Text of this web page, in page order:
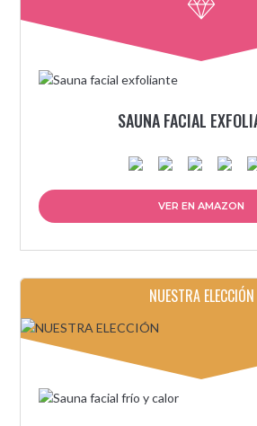
SAUNA FACIAL
VER EN AMAZON
NUESTRA ELECCIÓN